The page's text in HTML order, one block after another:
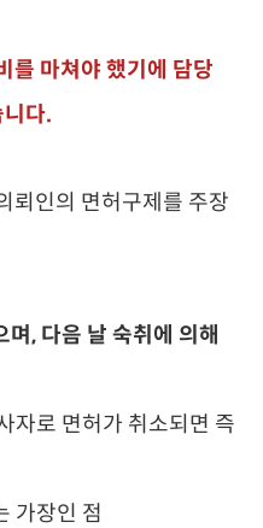
를 마쳐야 했기에 담당
다.
뢰인의 면허구제를 주장
, 다음 날 숙취에 의해
자로 면허가 취소되면 즉
가장인 점